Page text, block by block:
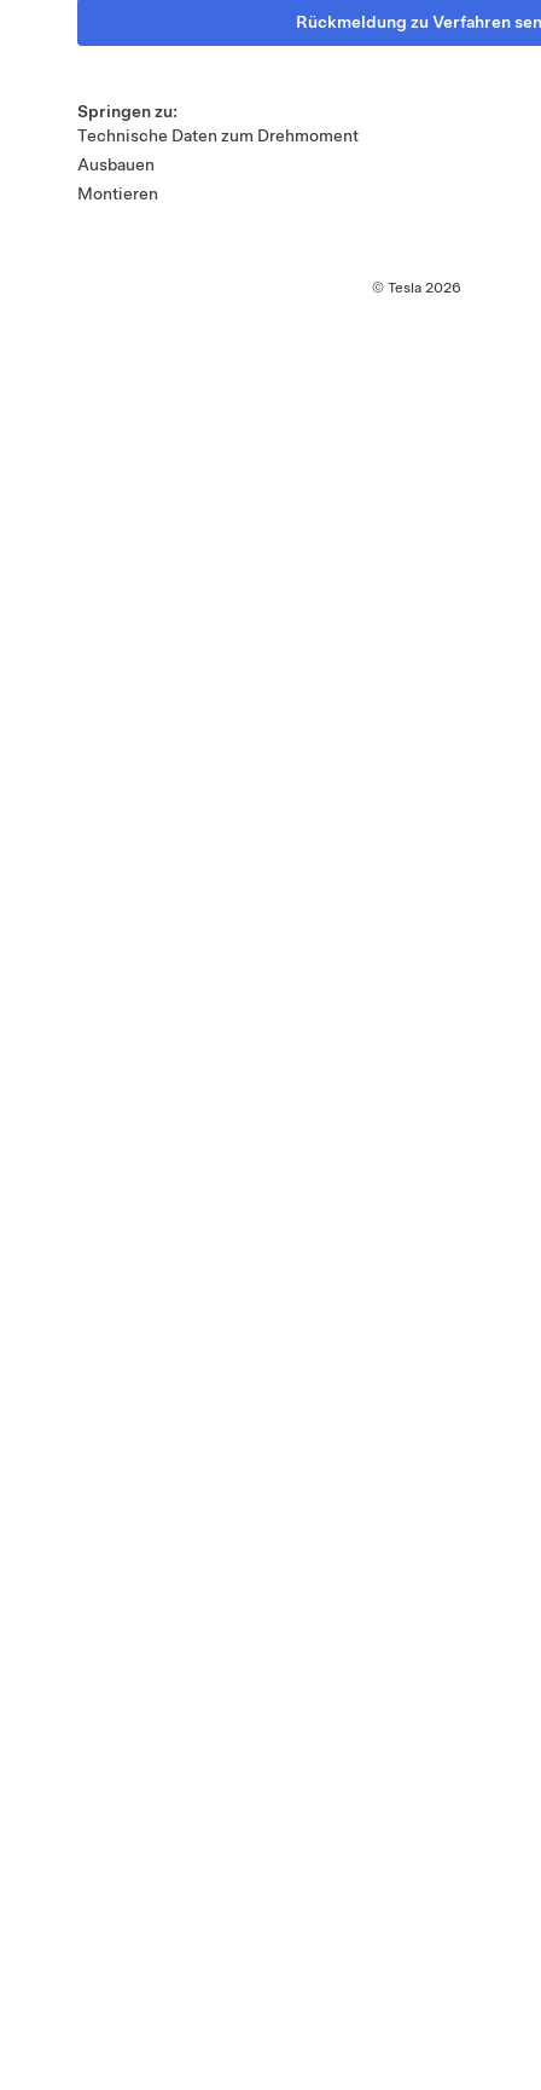
Rückmeldung zu Verfahren
Springen zu:
Technische Daten zum Drehmoment
Ausbauen
Montieren
© Tesla 2026